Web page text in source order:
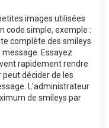
images utilisées
code simple, exemple :
complète des smileys
Essayez
rapidement rendre
décider de les
L’administrateur
de smileys par